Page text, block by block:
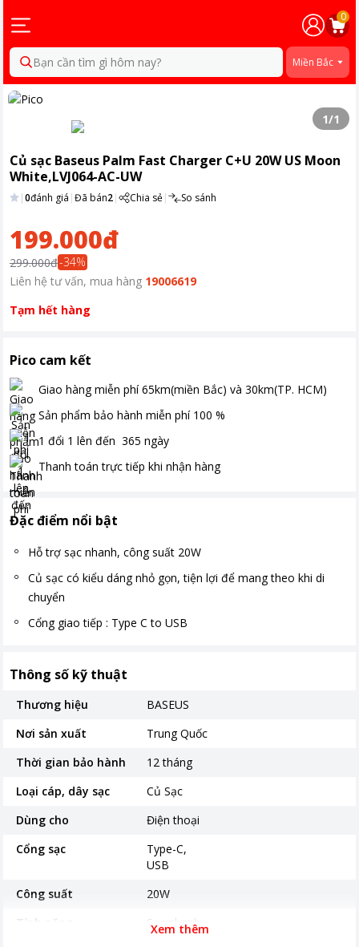
0
Bạn cần tìm gì hôm nay? Miền Bắc
1/1
Củ sạc Baseus Palm Fast Charger C+U 20W US Moon
White,LVJ064-AC-UW
|0đánh giá |Đã bán2| Chia sẻ| So sánh
199.000đ
299.000đ-34%
Liên hệ tư vấn, mua hàng 19006619
Tạm hết hàng
Pico cam kết
Giao hàng miễn phí 65km(miền Bắc) và 30km(TP. HCM)
Sản phẩm bảo hành miễn phí 100 %
1 đổi 1 lên đến 365 ngày
Thanh toán trực tiếp khi nhận hàng
Đặc điểm nổi bật
Hỗ trợ sạc nhanh, công suất 20W
Củ sạc có kiểu dáng nhỏ gọn, tiện lợi để mang theo khi di
chuyển
Cổng giao tiếp : Type C to USB
Thông số kỹ thuật
Thương hiệu
BASEUS
Nơi sản xuất
Trung Quốc
Thời gian bảo hành
12 tháng
Loại cáp, dây sạc
Củ Sạc
Dùng cho
Điện thoại
Cổng sạc
Type-C
USB
Công suất
20W
Tính năng
Sạc nhanh
Sạc nhiều thiết bị
Xem thêm